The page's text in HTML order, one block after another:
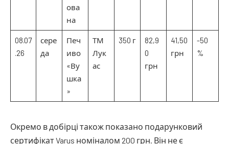
ова
на
08.07
.26
сере
да
Печ
иво
«Ву
шка
»
ТМ
Лук
ас
350 г
82,9
0
грн
41,50
грн
-50
%
Окремо в добірці також показано подарунковий
сертифікат Varus номіналом 200 грн. Він не є